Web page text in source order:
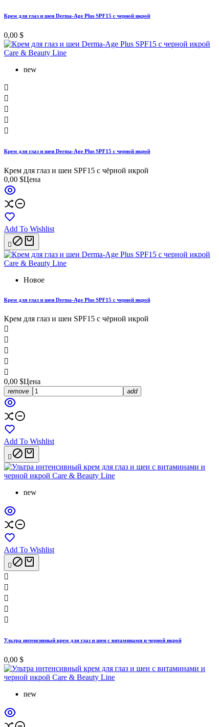
Крем для глаз и шеи Derma-Age Plus SPF15 с черной икрой
0,00 $
new





Крем для глаз и шеи Derma-Age Plus SPF15 с черной икрой
Крем для глаз и шеи SPF15 с чёрной икрой
0,00 $Цена
Add To Wishlist

Новое
Крем для глаз и шеи Derma-Age Plus SPF15 с черной икрой
Крем для глаз и шеи SPF15 с чёрной икрой





0,00 $Цена
remove add
Add To Wishlist

new
Add To Wishlist






Ультра интенсивный крем для глаз и шеи с витаминами и черной икрой
0,00 $
new